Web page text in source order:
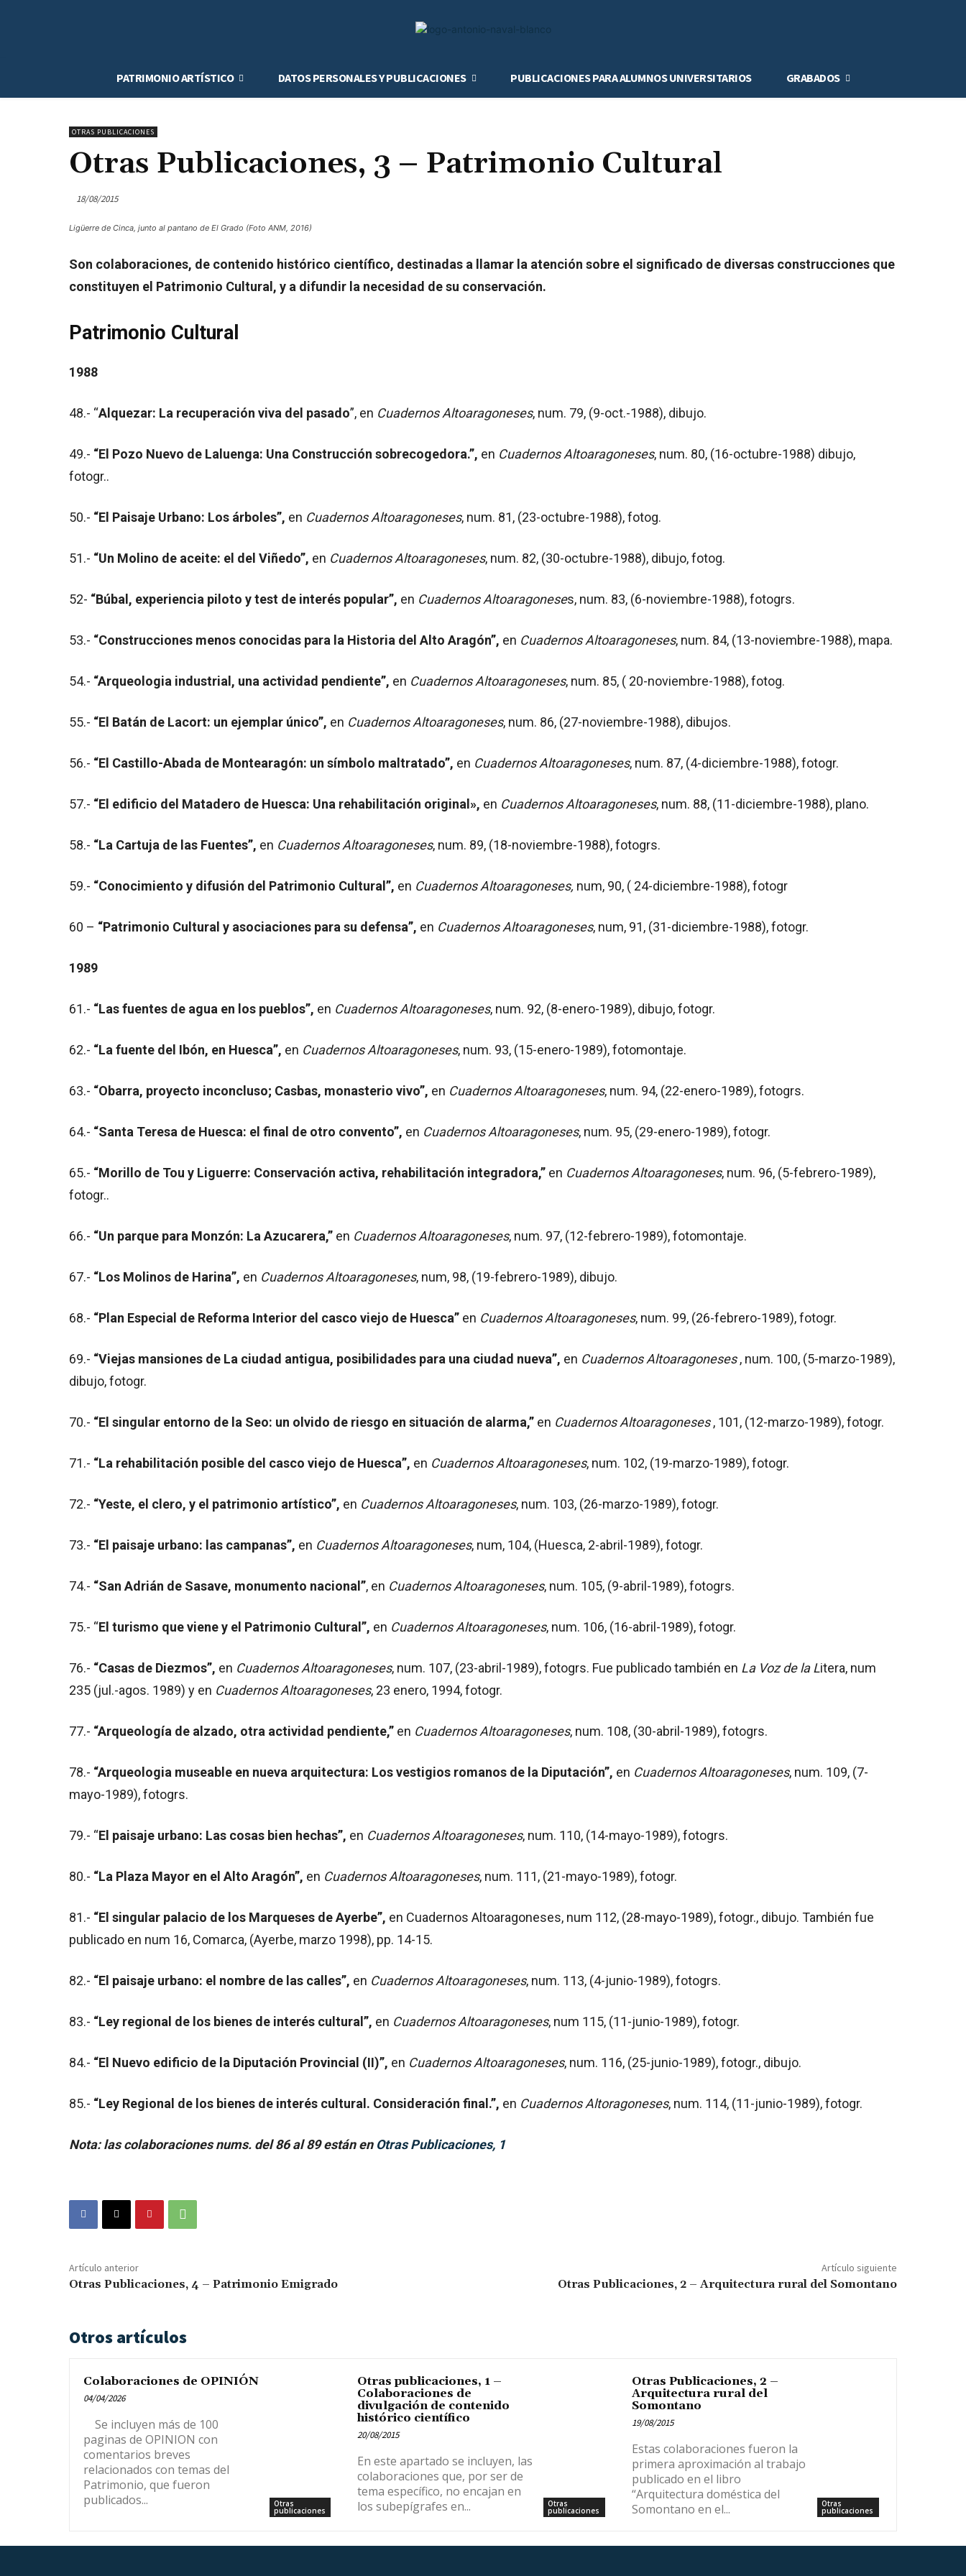
PATRIMONIO ARTÍSTICO DATOS PERSONALES Y PUBLICACIONES PUBLICACIONES PARA ALUMNOS UNIVERSITARIOS GRABADOS
OTRAS PUBLICACIONES
Otras Publicaciones, 3 – Patrimonio Cultural
18/08/2015
Ligüerre de Cinca, junto al pantano de El Grado (Foto ANM, 2016)
Son colaboraciones, de contenido histórico científico, destinadas a llamar la atención sobre el significado de diversas construcciones que
constituyen el Patrimonio Cultural, y a difundir la necesidad de su conservación.
Patrimonio Cultural
1988
48.- “Alquezar: La recuperación viva del pasado”, en Cuadernos Altoaragoneses, num. 79, (9-oct.-1988), dibujo.
49.- “El Pozo Nuevo de Laluenga: Una Construcción sobrecogedora.”, en Cuadernos Altoaragoneses, num. 80, (16-octubre-1988) dibujo,
fotogr..
50.- “El Paisaje Urbano: Los árboles”, en Cuadernos Altoaragoneses, num. 81, (23-octubre-1988), fotog.
51.- “Un Molino de aceite: el del Viñedo”, en Cuadernos Altoaragoneses, num. 82, (30-octubre-1988), dibujo, fotog.
52- “Búbal, experiencia piloto y test de interés popular”, en Cuadernos Altoaragoneses, num. 83, (6-noviembre-1988), fotogrs.
53.- “Construcciones menos conocidas para la Historia del Alto Aragón”, en Cuadernos Altoaragoneses, num. 84, (13-noviembre-1988), mapa.
54.- “Arqueologia industrial, una actividad pendiente”, en Cuadernos Altoaragoneses, num. 85, ( 20-noviembre-1988), fotog.
55.- “El Batán de Lacort: un ejemplar único”, en Cuadernos Altoaragoneses, num. 86, (27-noviembre-1988), dibujos.
56.- “El Castillo-Abada de Montearagón: un símbolo maltratado”, en Cuadernos Altoaragoneses, num. 87, (4-diciembre-1988), fotogr.
57.- “El edificio del Matadero de Huesca: Una rehabilitación original», en Cuadernos Altoaragoneses, num. 88, (11-diciembre-1988), plano.
58.- “La Cartuja de las Fuentes”, en Cuadernos Altoaragoneses, num. 89, (18-noviembre-1988), fotogrs.
59.- “Conocimiento y difusión del Patrimonio Cultural”, en Cuadernos Altoaragoneses, num, 90, ( 24-diciembre-1988), fotogr
60 – “Patrimonio Cultural y asociaciones para su defensa”, en Cuadernos Altoaragoneses, num, 91, (31-diciembre-1988), fotogr.
1989
61.- “Las fuentes de agua en los pueblos”, en Cuadernos Altoaragoneses, num. 92, (8-enero-1989), dibujo, fotogr.
62.- “La fuente del Ibón, en Huesca”, en Cuadernos Altoaragoneses, num. 93, (15-enero-1989), fotomontaje.
63.- “Obarra, proyecto inconcluso; Casbas, monasterio vivo”, en Cuadernos Altoaragoneses, num. 94, (22-enero-1989), fotogrs.
64.- “Santa Teresa de Huesca: el final de otro convento”, en Cuadernos Altoaragoneses, num. 95, (29-enero-1989), fotogr.
65.- “Morillo de Tou y Liguerre: Conservación activa, rehabilitación integradora,” en Cuadernos Altoaragoneses, num. 96, (5-febrero-1989),
fotogr..
66.- “Un parque para Monzón: La Azucarera,” en Cuadernos Altoaragoneses, num. 97, (12-febrero-1989), fotomontaje.
67.- “Los Molinos de Harina”, en Cuadernos Altoaragoneses, num, 98, (19-febrero-1989), dibujo.
68.- “Plan Especial de Reforma Interior del casco viejo de Huesca” en Cuadernos Altoaragoneses, num. 99, (26-febrero-1989), fotogr.
69.- “Viejas mansiones de La ciudad antigua, posibilidades para una ciudad nueva”, en Cuadernos Altoaragoneses, num. 100, (5-marzo-1989),
dibujo, fotogr.
70.- “El singular entorno de la Seo: un olvido de riesgo en situación de alarma,” en Cuadernos Altoaragoneses, 101, (12-marzo-1989), fotogr.
71.- “La rehabilitación posible del casco viejo de Huesca”, en Cuadernos Altoaragoneses, num. 102, (19-marzo-1989), fotogr.
72.- “Yeste, el clero, y el patrimonio artístico”, en Cuadernos Altoaragoneses, num. 103, (26-marzo-1989), fotogr.
73.- “El paisaje urbano: las campanas”, en Cuadernos Altoaragoneses, num, 104, (Huesca, 2-abril-1989), fotogr.
74.- “San Adrián de Sasave, monumento nacional”, en Cuadernos Altoaragoneses, num. 105, (9-abril-1989), fotogrs.
75.- “El turismo que viene y el Patrimonio Cultural”, en Cuadernos Altoaragoneses, num. 106, (16-abril-1989), fotogr.
76.- “Casas de Diezmos”, en Cuadernos Altoaragoneses, num. 107, (23-abril-1989), fotogrs. Fue publicado también en La Voz de la Litera, num
235 (jul.-agos. 1989) y en Cuadernos Altoaragoneses, 23 enero, 1994, fotogr.
77.- “Arqueología de alzado, otra actividad pendiente,” en Cuadernos Altoaragoneses, num. 108, (30-abril-1989), fotogrs.
78.- “Arqueologia museable en nueva arquitectura: Los vestigios romanos de la Diputación”, en Cuadernos Altoaragoneses, num. 109, (7-
mayo-1989), fotogrs.
79.- “El paisaje urbano: Las cosas bien hechas”, en Cuadernos Altoaragoneses, num. 110, (14-mayo-1989), fotogrs.
80.- “La Plaza Mayor en el Alto Aragón”, en Cuadernos Altoaragoneses, num. 111, (21-mayo-1989), fotogr.
81.- “El singular palacio de los Marqueses de Ayerbe”, en Cuadernos Altoaragoneses, num 112, (28-mayo-1989), fotogr., dibujo. También fue
publicado en num 16, Comarca, (Ayerbe, marzo 1998), pp. 14-15.
82.- “El paisaje urbano: el nombre de las calles”, en Cuadernos Altoaragoneses, num. 113, (4-junio-1989), fotogrs.
83.- “Ley regional de los bienes de interés cultural”, en Cuadernos Altoaragoneses, num 115, (11-junio-1989), fotogr.
84.- “El Nuevo edificio de la Diputación Provincial (II)”, en Cuadernos Altoaragoneses, num. 116, (25-junio-1989), fotogr., dibujo.
85.- “Ley Regional de los bienes de interés cultural. Consideración final.”, en Cuadernos Altoragoneses, num. 114, (11-junio-1989), fotogr.
Nota: las colaboraciones nums. del 86 al 89 están en Otras Publicaciones, 1
Artículo anterior
Otras Publicaciones, 4 – Patrimonio Emigrado
Artículo siguiente
Otras Publicaciones, 2 – Arquitectura rural del Somontano
Otros artículos
Otras
publicaciones
Colaboraciones de OPINIÓN
04/04/2026
paginas de OPINION con
comentarios breves
relacionados con temas del
Patrimonio, que fueron
publicados...
Otras
publicaciones
Otras publicaciones, 1 –
Colaboraciones de
divulgación de contenido
histórico científico
20/08/2015
En este apartado se incluyen, las
colaboraciones que, por ser de
tema específico, no encajan en
los subepígrafes en...
Otras
publicaciones
Otras Publicaciones, 2 –
Arquitectura rural del
Somontano
19/08/2015
Estas colaboraciones fueron la
primera aproximación al trabajo
publicado en el libro
“Arquitectura doméstica del
Somontano en el...